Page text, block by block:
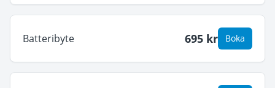
Batteribyte 695 kr Boka